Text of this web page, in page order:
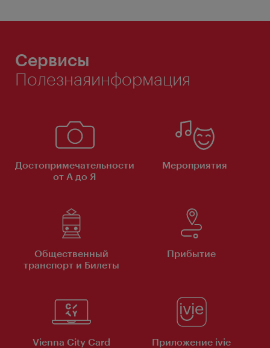
Сервисы
Полезнаяинформация
Достопримечательности
от А до Я
Мероприятия
Общественный
транспорт и Билеты
Прибытие
Vienna City Card Приложение ivie